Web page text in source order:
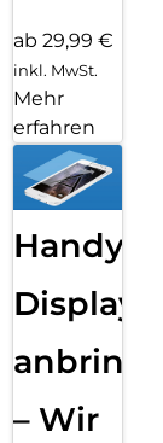
ab 29,99 €
inkl. MwSt.
Mehr
erfahren
Handy
– Wir